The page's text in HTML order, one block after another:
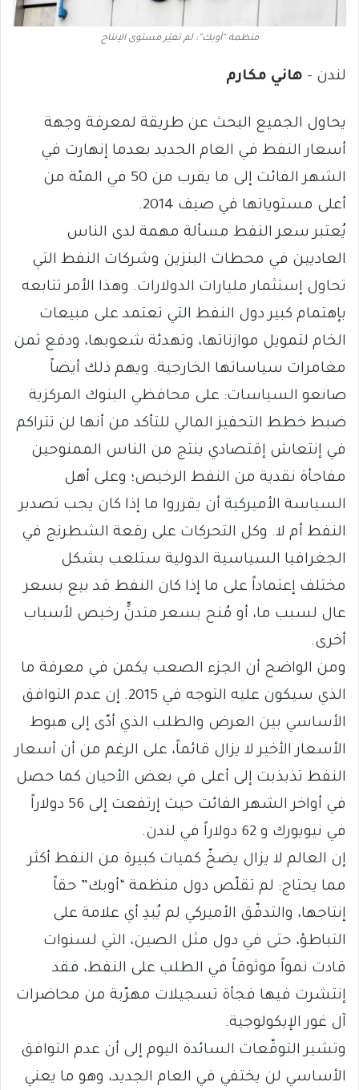
منظمة “أوبك”: لم تغيّر مستوى الإنتاج
لندن – هاني مكارم
يحاول الجميع البحث عن طريقة لمعرفة وجهة
أسعار النفط في العام الجديد بعدما إنهارت في
الشهر الفائت إلى ما يقرب من 50 في المئة من
أعلى مستوياتها في صيف 2014.
يُعتبر سعر النفط مسألة مهمة لدى الناس
العاديين في محطات البنزين وشركات النفط التي
تحاول إستثمار مليارات الدولارات. وهذا الأمر تتابعه
بإهتمام كبير دول النفط التي تعتمد على مبيعات
الخام لتمويل موازناتها، وتهدئة شعوبها، ودفع ثمن
مغامرات سياساتها الخارجية. ويهم ذلك أيضاً
صانعو السياسات: على محافظي البنوك المركزية
ضبط خطط التحفيز المالي للتأكد من أنها لن تتراكم
في إنتعاش إقتصادي ينتج من الناس الممنوحين
مفاجأة نقدية من النفط الرخيص؛ وعلى أهل
السياسة الأميركية أن يقرروا ما إذا كان يجب تصدير
النفط أم لا. وكل التحركات على رقعة الشطرنج في
الجغرافيا السياسية الدولية ستلعب بشكل
مختلف إعتماداً على ما إذا كان النفط قد بيع بسعر
عال لسبب ما، أو مُنح بسعر متدنٍّ رخيص لأسباب
أخرى.
ومن الواضح أن الجزء الصعب يكمن في معرفة ما
الذي سيكون عليه التوجه في 2015. إن عدم التوافق
الأساسي بين العرض والطلب الذي أدّى إلى هبوط
الأسعار الأخير لا يزال قائماً، على الرغم من أن أسعار
النفط تذبذبت إلى أعلى في بعض الأحيان كما حصل
في أواخر الشهر الفائت حيث إرتفعت إلى 56 دولاراً
في نيويورك و 62 دولاراً في لندن.
إن العالم لا يزال يضخّ كميات كبيرة من النفط أكثر
مما يحتاج: لم تقلّص دول منظمة “أوبك” حقاً
إنتاجها، والتدفّق الأميركي لم يُبدِ أي علامة على
التباطؤ، حتى في دول مثل الصين، التي لسنوات
قادت نمواً موثوقاً في الطلب على النفط، فقد
إنتشرت فيها فجأة تسجيلات مهرّبة من محاضرات
آل غور الإيكولوجية.
وتشير التوقّعات السائدة اليوم إلى أن عدم التوافق
الأساسي لن يختفي في العام الجديد، وهو ما يعني